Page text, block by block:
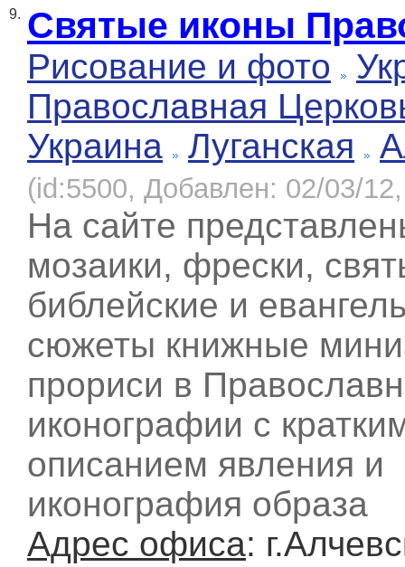
9. Святые иконы
Рисование и фото
Православная
Украина
Луганская
(id:5500, Добавлен: 02/03/
На сайте
мозаики, фрески,
библейские и
сюжеты книжные
прориси в
иконографии с
описанием явления и
иконография образа
Адрес офиса: